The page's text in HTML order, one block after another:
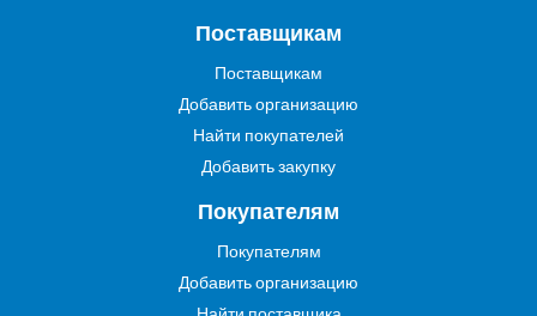
Поставщикам
Поставщикам
Добавить организацию
Найти покупателей
Добавить закупку
Покупателям
Покупателям
Добавить организацию